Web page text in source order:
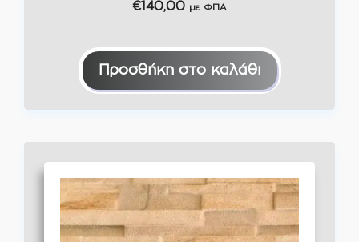
€140,00 με ΦΠΑ
Προσθήκη στο καλάθι